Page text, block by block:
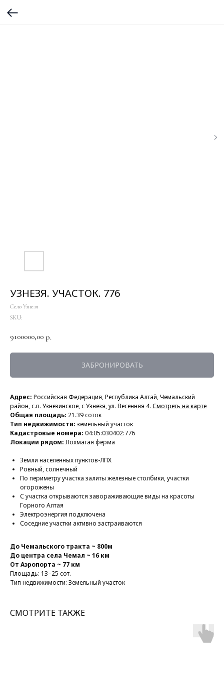
УЗНЕЗЯ. УЧАСТОК. 776
Село Узнезя
SKU:
9100000,00 р.
ЗАБРОНИРОВАТЬ
Адрес: Российская Федерация, Республика Алтай,Чемальский
район, с.п. Узнезинское, с Узнезя, ул. Весенняя 4. Смотреть на карте
Общая площадь: 21.39 соток
Тип недвижимости: земельный участок
Кадастровые номера: 04:05:030402:776
Локации рядом: Лохматая ферма
Земли населенных пунктов-ЛПХ
Ровный, солнечный
По периметру участка залиты железные столбики, участки
огорожены
С участка открываются завораживающие виды на красоты
Горного Алтая
Электроэнергия подключена
Соседние участки активно застраиваются
До Чемальского тракта ~ 800м
До центра села Чемал ~ 16 км
От Аэропорта ~ 77 км
Площадь: 13–25 сот.
Тип недвижимости: Земельный участок
СМОТРИТЕ ТАКЖЕ